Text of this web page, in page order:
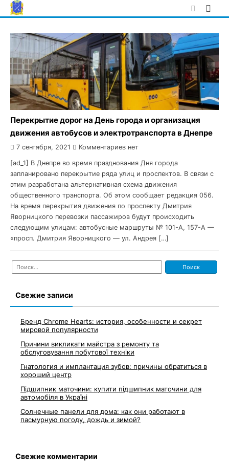
Skip
to
Перекрытие дорог на День города и организация
движения автобусов и электротранспорта в Днепре
7 сентября, 2021 Комментариев нет
[ad_1] В Днепре во время празднования Дня города
запланировано перекрытие ряда улиц и проспектов. В связи с
этим разработана альтернативная схема движения
общественного транспорта. Об этом сообщает редакция 056.
На время перекрытия движения по проспекту Дмитрия
Яворницкого перевозки пассажиров будут происходить
следующим улицам: автобусные маршруты № 101-А, 157-А —
«просп. Дмитрия Яворницкого — ул. Андрея […]
Найти:
Свежие записи
Бренд Chrome Hearts: история, особенности и секрет
мировой популярности
Причини викликати майстра з ремонту та
обслуговування побутової техніки
Гнатология и имплантация зубов: причины обратиться в
хороший центр
Підшипник маточини: купити підшипник маточини для
автомобіля в Україні
Солнечные панели для дома: как они работают в
пасмурную погоду, дождь и зимой?
Свежие комментарии